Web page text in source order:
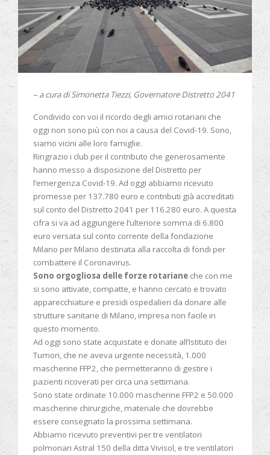
– a cura di Simonetta Tiezzi, Governatore Distretto 2041
Condivido con voi il ricordo degli amici rotariani che
oggi non sono più con noi a causa del Covid-19. Sono,
siamo vicini alle loro famiglie.
Ringrazio i club per il contributo che generosamente
hanno messo a disposizione del Distretto per
l’emergenza Covid-19. Ad oggi abbiamo ricevuto
promesse per 137.780 euro e contributi già accreditati
sul conto del Distretto 2041 per 116.280 euro. A questa
cifra si va ad aggiungere l’ulteriore somma di 6.800
euro versata sul conto corrente della fondazione
Milano per Milano destinata alla raccolta di fondi per
combattere il Coronavirus.
Sono orgogliosa delle forze rotariane che con me
si sono attivate, compatte, e hanno cercato e trovato
apparecchiature e presidi ospedalieri da donare alle
strutture sanitarie di Milano, impresa non facile in
questo momento.
Ad oggi sono state acquistate e donate all’Istituto dei
Tumori, che ne aveva urgente necessità, 1.000
mascherine FFP2, che permetteranno di gestire i
pazienti ricoverati per circa una settimana.
Sono state ordinate 10.000 mascherine FFP2 e 50.000
mascherine chirurgiche, materiale che dovrebbe
essere consegnato la prossima settimana.
Abbiamo ricevuto preventivi per tre ventilatori
polmonari Astral 150 della ditta Vivisol, e tre ventilatori